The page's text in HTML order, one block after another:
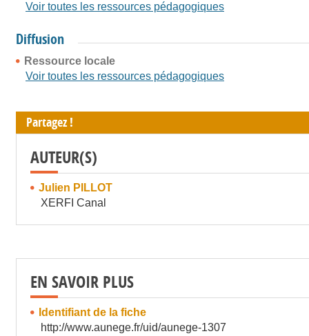
Voir toutes les ressources pédagogiques
Diffusion
Ressource locale
Voir toutes les ressources pédagogiques
Partagez !
AUTEUR(S)
Julien PILLOT
XERFI Canal
EN SAVOIR PLUS
Identifiant de la fiche
http://www.aunege.fr/uid/aunege-1307